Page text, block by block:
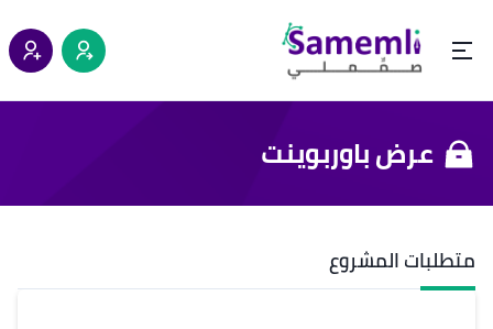
عرض باوربوينت
متطلبات المشروع